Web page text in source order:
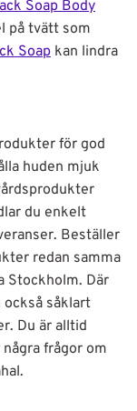
Soap Body
på tvätt som
Soap kan lindra
för god
huden mjuk
du enkelt
Beställer
redan samma
Stockholm. Där
såklart
Du är alltid
frågor om